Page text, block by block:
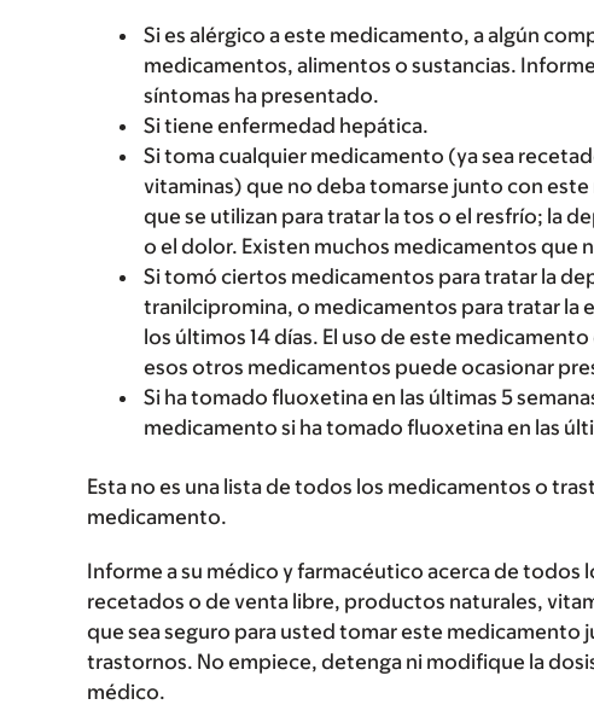
Si es alérgico a este medicamento, a algún
medicamentos, alimentos o sustancias.
síntomas ha presentado.
Si tiene enfermedad hepática.
Si toma cualquier medicamento (ya sea
vitaminas) que no deba tomarse junto con
que se utilizan para tratar la tos o el resfrío; la
o el dolor. Existen muchos medicamentos
Si tomó ciertos medicamentos para tratar la
tranilcipromina, o medicamentos para tratar la
los últimos 14 días. El uso de este
esos otros medicamentos puede ocasionar
Si ha tomado fluoxetina en las últimas 5
medicamento si ha tomado fluoxetina en las
Esta no es una lista de todos los medicamentos o
medicamento.
Informe a su médico y farmacéutico acerca de
recetados o de venta libre, productos naturales,
que sea seguro para usted tomar este
trastornos. No empiece, detenga ni modifique la
médico.